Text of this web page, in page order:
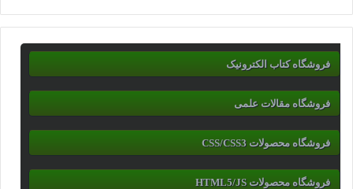
فروشگاه کتاب الکترونیک
فروشگاه مقالات علمی
فروشگاه محصولات CSS/CSS3
فروشگاه محصولات HTML5/JS